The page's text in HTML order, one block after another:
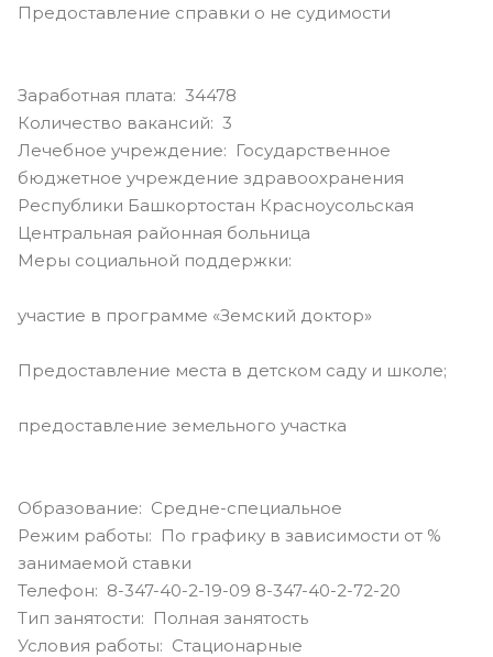
Предоставление справки о не судимости
Заработная плата: 34478
Количество вакансий: 3
Лечебное учреждение: Государственное
бюджетное учреждение здравоохранения
Республики Башкортостан Красноусольская
Центральная районная больница
Меры социальной поддержки:
участие в программе «Земский доктор»
Предоставление места в детском саду и школе;
предоставление земельного участка
Образование: Средне-специальное
Режим работы: По графику в зависимости от %
занимаемой ставки
Телефон: 8-347-40-2-19-09 8-347-40-2-72-20
Тип занятости: Полная занятость
Условия работы: Стационарные